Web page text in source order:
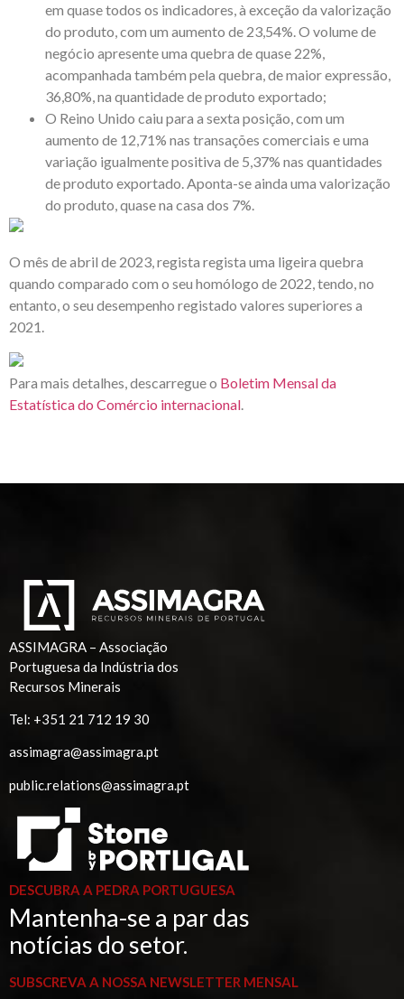
em quase todos os indicadores, à exceção da valorização
do produto, com um aumento de 23,54%. O volume de
negócio apresente uma quebra de quase 22%,
acompanhada também pela quebra, de maior expressão,
36,80%, na quantidade de produto exportado;
O Reino Unido caiu para a sexta posição, com um
aumento de 12,71% nas transações comerciais e uma
variação igualmente positiva de 5,37% nas quantidades
de produto exportado. Aponta-se ainda uma valorização
do produto, quase na casa dos 7%.
O mês de abril de 2023, regista regista uma ligeira quebra
quando comparado com o seu homólogo de 2022, tendo, no
entanto, o seu desempenho registado valores superiores a
2021.
Para mais detalhes, descarregue o Boletim Mensal da
Estatística do Comércio internacional.
ASSIMAGRA – Associação
Portuguesa da Indústria dos
Recursos Minerais
Tel: +351 21 712 19 30
assimagra@assimagra.pt
public.relations@assimagra.pt
DESCUBRA A PEDRA PORTUGUESA
Mantenha-se a par das
notícias do setor.
SUBSCREVA A NOSSA NEWSLETTER MENSAL